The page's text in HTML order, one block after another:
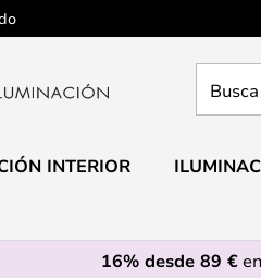
aquí
INTERIOR
16% desde 89 €